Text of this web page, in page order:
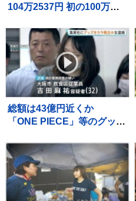
104万2537円 初の100万円
高水準の賃上げが反映 経
団連最終集計
総額は43億円近くか
「ONE PIECE」等のグッズ
繰り返した偽計業務妨害の
疑いで女（32）逮捕「日々
の生活でストレスたま
り」 警視庁